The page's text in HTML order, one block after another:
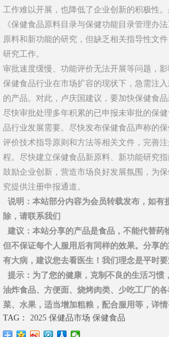
工作难以开展，也降低了企业创新的积极性
《保健食品原料目录与保健功能目录管理办
原料和新功能的研究，但缺乏相关指导性文
研究工作。
审批速度缓慢、功能评价无法开展等问题，影
保健食品行业在市场扩容的现状下，急需注
的产品。对此，卢庆国建议，要加快保健食
尽快审批处理多年积累的已申报未审批的保
品行业发展需要。尽快发布保健食品声称的
评价技术指导原则和方法等相关文件，完善
程。尽快建立保健食品新原料、新功能研究指
鼓励企业创新，营造市场良好发展氛围，为
究提供注册申报通道。
说明 ：本站部分内容为会员转载发布，如有
除，请联系我们
建议 ：本站分享的产品是食品，不能代替药
但不保证每个人服用后有同样的效果。分享
有大病，建议您去看医生！我们理念是平时要
提示 ：为了您的健康，克制不良的生活习
油炸食品、方便面、烧烤肉类、少吃工厂的
菜、水果，适当增加粗粮，配合服用等，详情
TAG：
2025 保健品市场 保健食品